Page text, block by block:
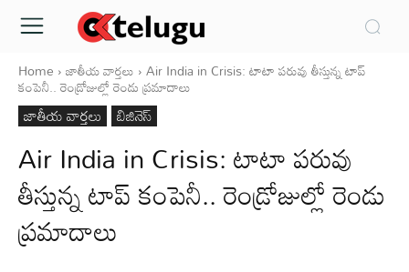
Home జాతీయ వార్తలు Air India in Crisis: టాటా పరువు తీస్తున్న టాప్
కంపెనీ.. రెండ్రోజుల్లో రెండు ప్రమాదాలు
జాతీయ వార్తలు బిజినెస్
Air India in Crisis: టాటా పరువు
తీస్తున్న టాప్ కంపెనీ.. రెండ్రోజుల్లో రెండు
ప్రమాదాలు